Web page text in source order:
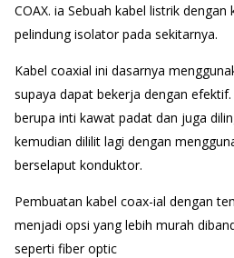
COAX. ia Sebuah kabel listrik
pelindung isolator pada sekitarnya.
Kabel coaxial ini dasarnya
supaya dapat bekerja dengan
berupa inti kawat padat dan juga
kemudian dililit lagi dengan
berselaput konduktor.
Pembuatan kabel coax-ial dengan
menjadi opsi yang lebih murah
seperti fiber optic